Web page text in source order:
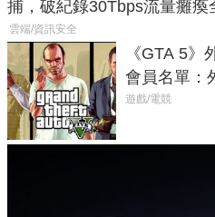
捕，破紀錄30Tbps流量癱瘓
雲端/資訊安全
《GTA 5》
會員名單：
在開掛！」
遊戲/電競